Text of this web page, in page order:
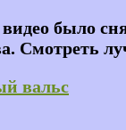
видео было
Смотреть
вальс